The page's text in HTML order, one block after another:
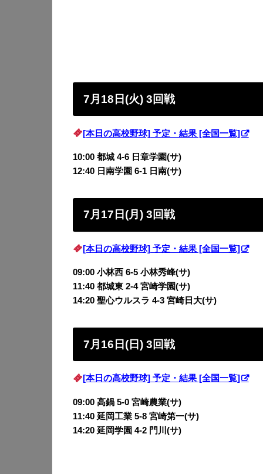
7月18日(火) 3回戦
[本日の高校野球] 予定・結果 [全国一覧]
10:00 都城 4-6 日章学園(サ)
12:40 日南学園 6-1 日南(サ)
7月17日(月) 3回戦
[本日の高校野球] 予定・結果 [全国一覧]
09:00 小林西 6-5 小林秀峰(サ)
11:40 都城東 2-4 宮崎学園(サ)
14:20 聖心ウルスラ 4-3 宮崎日大(サ)
7月16日(日) 3回戦
[本日の高校野球] 予定・結果 [全国一覧]
09:00 高鍋 5-0 宮崎農業(サ)
11:40 延岡工業 5-8 宮崎第一(サ)
14:20 延岡学園 4-2 門川(サ)